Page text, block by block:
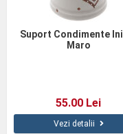
Suport Condimente
Maro
55.00 Lei
Vezi detalii